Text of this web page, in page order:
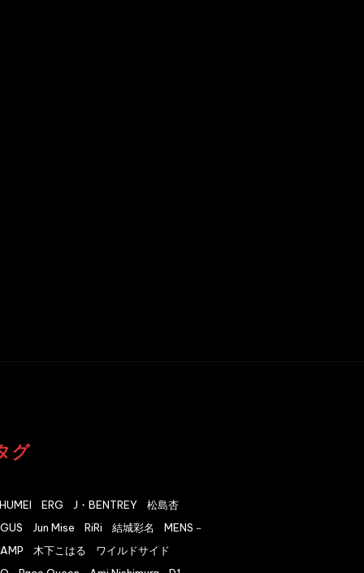
グ
ERG J・BENTREY
松島杏
Jun Mise RiRi 結城彩名
MENS－
木下こはる
ワイルドサイド